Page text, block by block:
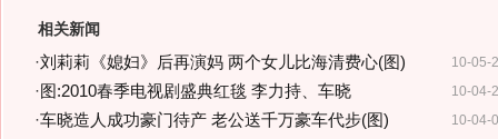
相关新闻
10-05-
·刘莉莉《媳妇》后再演妈 两个女儿比海清费心(图)
10-04-
· 图:2010春季电视剧盛典红毯 李力持、车晓
10-04-
·车晓造人成功豪门待产 老公送千万豪车代步(图)